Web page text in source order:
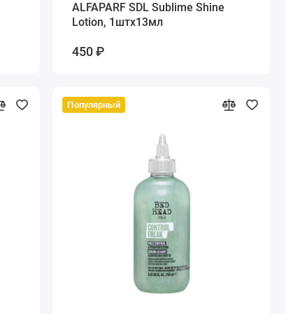
ALFAPARF SDL Sublime Shine
Lotion, 1штх13мл
450 ₽
Популярный